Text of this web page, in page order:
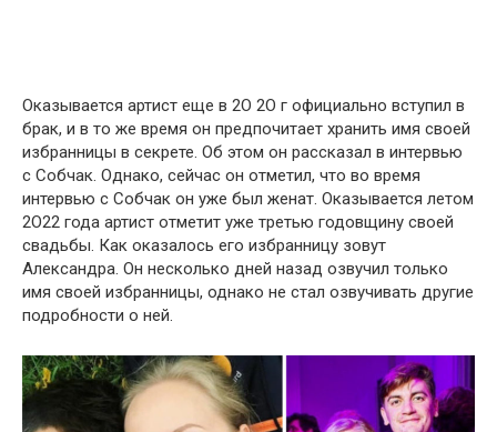
Оказывается артист еще в 2О 2О г официально вступил в
брак, и в то же время он предпочитает хранить имя своей
избранницы в секрете. Об этом он рассказал в интервью
с Собчак. Однако, сейчас он отметил, что во время
интервью с Собчак он уже был женат. Оказывается летом
2О22 года артист отметит уже третью годовщину своей
свадьбы. Как оказалось его избранницу зовут
Александра. Он несколько дней назад озвучил только
имя своей избранницы, однако не стал озвучивать другие
подробности о ней.